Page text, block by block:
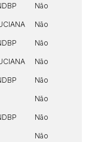
Não
Não
Não
Não
Não
Não
Não
Não